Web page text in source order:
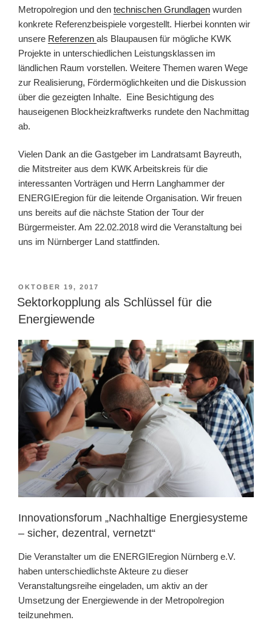
Metropolregion und den technischen Grundlagen wurden
konkrete Referenzbeispiele vorgestellt. Hierbei konnten wir
unsere Referenzen als Blaupausen für mögliche KWK
Projekte in unterschiedlichen Leistungsklassen im
ländlichen Raum vorstellen. Weitere Themen waren Wege
zur Realisierung, Fördermöglichkeiten und die Diskussion
über die gezeigten Inhalte. Eine Besichtigung des
hauseigenen Blockheizkraftwerks rundete den Nachmittag
ab.
Vielen Dank an die Gastgeber im Landratsamt Bayreuth,
die Mitstreiter aus dem KWK Arbeitskreis für die
interessanten Vorträgen und Herrn Langhammer der
ENERGIEregion für die leitende Organisation. Wir freuen
uns bereits auf die nächste Station der Tour der
Bürgermeister. Am 22.02.2018 wird die Veranstaltung bei
uns im Nürnberger Land stattfinden.
VERÖFFENTLICHT
AM
OKTOBER 19, 2017
Sektorkopplung als Schlüssel für die
Energiewende
Innovationsforum „Nachhaltige Energiesysteme
– sicher, dezentral, vernetzt“
Die Veranstalter um die ENERGIEregion Nürnberg e.V.
haben unterschiedlichste Akteure zu dieser
Veranstaltungsreihe eingeladen, um aktiv an der
Umsetzung der Energiewende in der Metropolregion
teilzunehmen.